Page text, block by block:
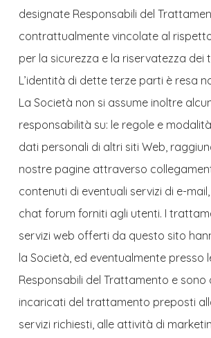
designate Responsabili del
contrattualmente vincolate al
per la sicurezza e la riservatezza dei
L’identità di dette terze parti è resa
La Società non si assume inoltre
responsabilità su: le regole e
dati personali di altri siti Web,
nostre pagine attraverso
contenuti di eventuali servizi di e-mail,
chat forum forniti agli utenti. I
servizi web offerti da questo sito
la Società, ed eventualmente presso
Responsabili del Trattamento e sono
incaricati del trattamento preposti
servizi richiesti, alle attività di